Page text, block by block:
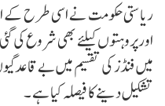
ریاستی حکومت نے اسی طرح کے
اورپروہتوں کیلئے بھی شروع کی
میں فنڈز کی تقسیم میں بے
تشکیل دینے کا فیصلہ کیا ہے ۔